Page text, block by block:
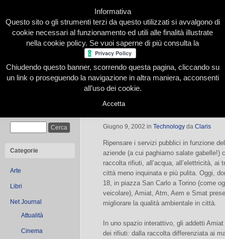
Home Presentazione Redazione Le nostre firme
Categorie
Arte
Libri
Net Journal
Attualità
Cinema
Amiat, Atm, Aem e Smat in piazza
Giugno 9, 2002 in Technology da Claris
Ripensare i servizi pubblici in funzione
aziende (a cui paghiamo salate
raccolta rifiuti, all’acqua, all’elettricità, ai
città meno inquinata e più pulita. Oggi,
18, in piazza San Carlo a Torino (come
veicolare), Amiat, Atm, Aem e Smat
migliorare la qualità ambientale in città.
In uno spazio interattivo, gli addetti
dei rifiuti: dalla raccolta differenziata ai
Informativa
Questo sito o gli strumenti terzi da questo utilizzati si avvalgono di
cookie necessari al funzionamento ed utili alle finalità illustrate
nella cookie policy. Se vuoi saperne di più consulta la
Chiudendo questo banner, scorrendo questa pagina, cliccando su
un link o proseguendo la navigazione in altra maniera, acconsenti
all’uso dei cookie.
Accetta